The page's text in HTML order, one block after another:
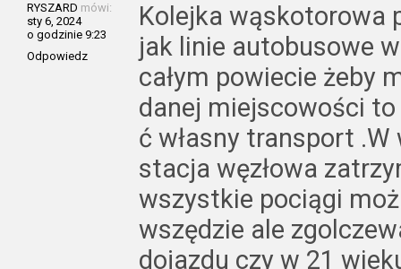
RYSZARD mówi:
sty 6, 2024
o godzinie 9:23
Odpowiedz
Kolejka wąskotorowa
jak linie autobusowe
całym powiecie żeby
danej miejscowości
ć własny transport
stacja węzłowa
wszystkie pociągi
wszędzie ale
dojazdu czy w 21